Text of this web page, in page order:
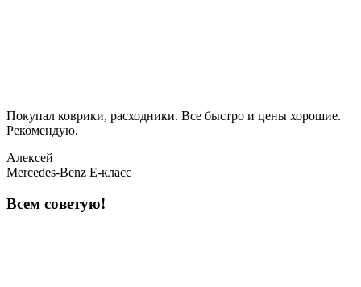
Покупал коврики, расходники. Все быстро и цены хорошие.
Рекомендую.
Алексей
Mercedes-Benz E-класс
Всем советую!